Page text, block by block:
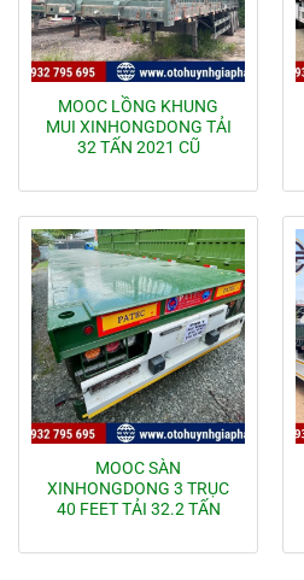
MOOC LỒNG KHUNG
MUI XINHONGDONG TẢI
32 TẤN 2021 CŨ
MOOC SÀN
XINHONGDONG 3 TRỤC
40 FEET TẢI 32.2 TẤN